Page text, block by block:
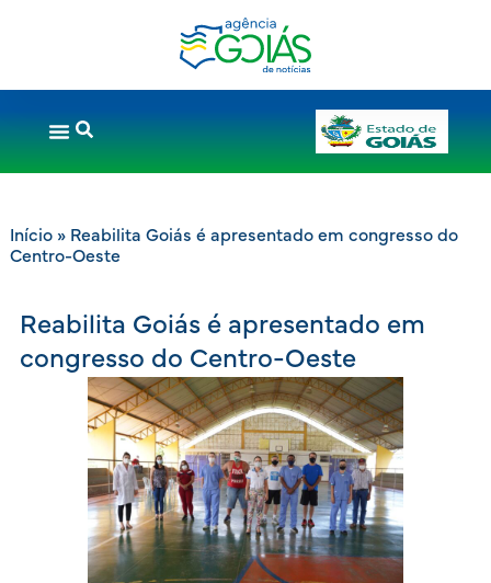
Início» Reabilita Goiás é apresentado em congresso do
Centro-Oeste
Reabilita Goiás é apresentado em
congresso do Centro-Oeste